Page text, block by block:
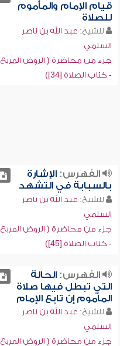
قيام الإمام والمأموم
للصلاة
للشيخ: عبد الله بن ناصر
السلمي
جزء من محاضرة ( الروض المربع
- كتاب الصلاة [34])
الفهرس:الإشارة
بالسبابة في التشهد
للشيخ: عبد الله بن ناصر
السلمي
جزء من محاضرة ( الروض المربع
- كتاب الصلاة [45])
الفهرس:الحالة
التي تبطل فيها صلاة
المأموم إن تابع الإمام
للشيخ: عبد الله بن ناصر
السلمي
جزء من محاضرة ( الروض المربع